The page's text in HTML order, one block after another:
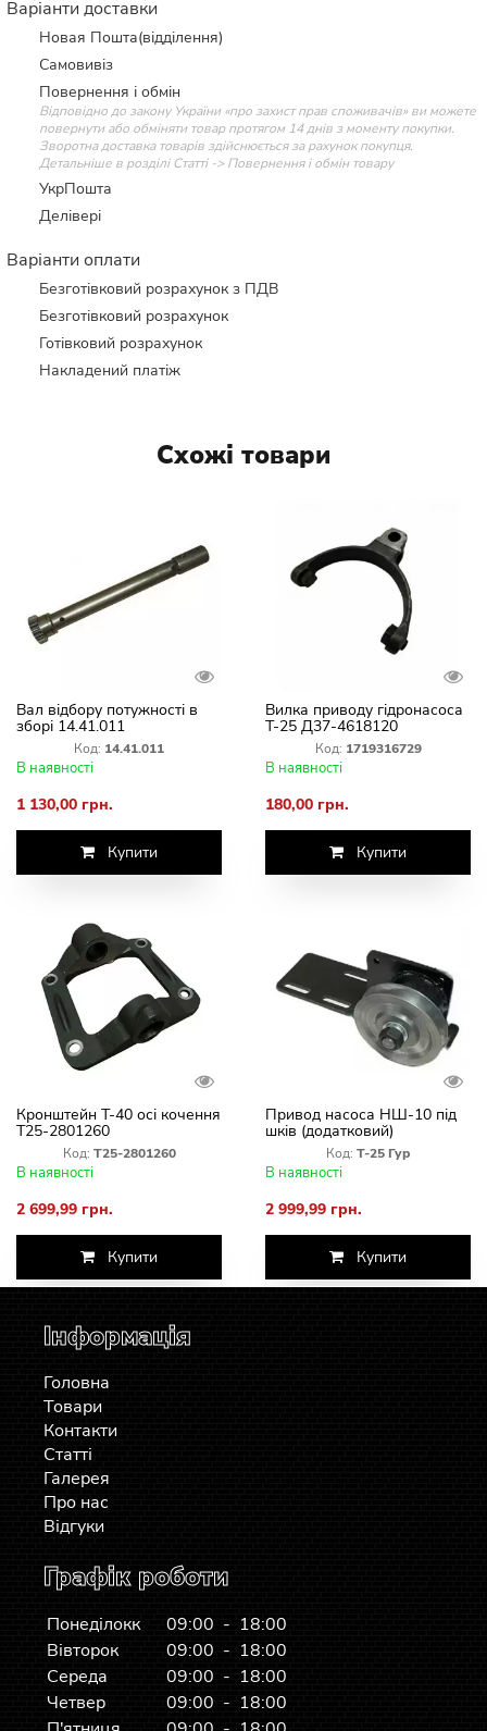
Варіанти доставки
Новая Пошта(відділення)
Самовивіз
Повернення і обмін
Відповідно до закону України «про захист прав споживачів» ви можете
повернути або обміняти товар протягом 14 днів з моменту покупки.
Зворотна доставка товарів здійснюється за рахунок покупця.
Детальніше в розділі Статті -> Повернення і обмін товару
УкрПошта
Делівері
Варіанти оплати
Безготівковий розрахунок з ПДВ
Безготівковий розрахунок
Готівковий розрахунок
Накладений платіж
Схожі товари
Вал відбору потужності в
зборі 14.41.011
Код: 14.41.011
В наявності
1 130,00 грн.
Купити
Вилка приводу гідронасоса
Т-25 Д37-4618120
Код: 1719316729
В наявності
180,00 грн.
Купити
Кронштейн Т-40 осі кочення
Т25-2801260
Код: Т25-2801260
В наявності
2 699,99 грн.
Купити
Привод насоса НШ-10 під
шків (додатковий)
Код: Т-25 Гур
В наявності
2 999,99 грн.
Купити
Інформація
Головна
Товари
Контакти
Статті
Галерея
Про нас
Відгуки
Графік роботи
Понеділокк
09:00 - 18:00
Вівторок
09:00 - 18:00
Середа
09:00 - 18:00
Четвер
09:00 - 18:00